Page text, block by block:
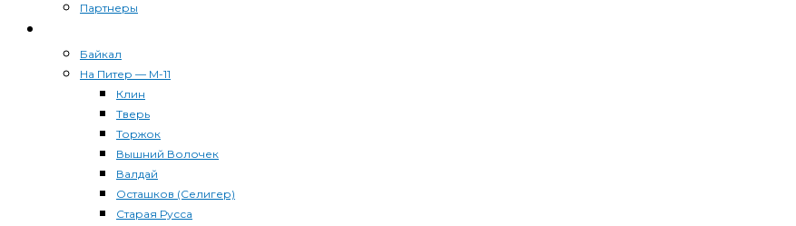
Партнеры
Байкал
На Питер — М-11
Клин
Тверь
Торжок
Вышний Волочек
Валдай
Осташков (Селигер)
Старая Русса